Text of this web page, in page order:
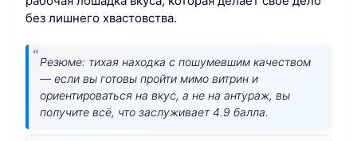
без лишнего хвастовства.
Резюме: тихая находка с пошумевшим качеством
— если вы готовы пройти мимо витрин и
ориентироваться на вкус, а не на антураж, вы
получите всё, что заслуживает 4.9 балла.